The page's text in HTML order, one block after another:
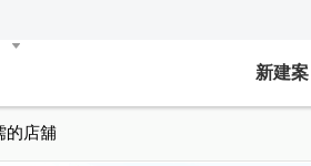
新建案
的店舖